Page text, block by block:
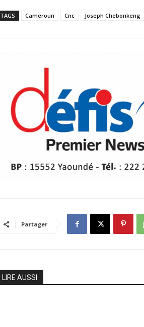
TAGS Cameroun Cnc Joseph Chebonkeng
Partager
LIRE AUSSI